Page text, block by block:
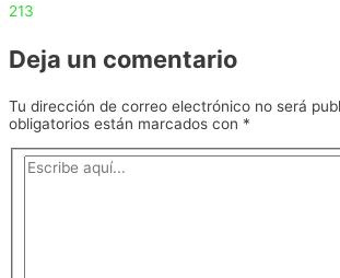
213
Deja un comentario
Tu dirección de correo electrónico no será
obligatorios están marcados con *
Escribe